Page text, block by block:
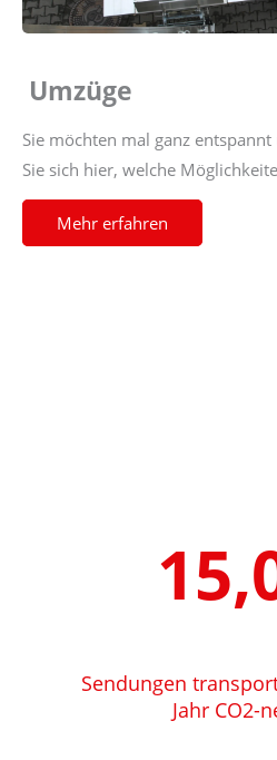
Umzüge
Sie möchten mal ganz
Sie sich hier, welche
Mehr erfahren
Sendungen
Jahr CO2-